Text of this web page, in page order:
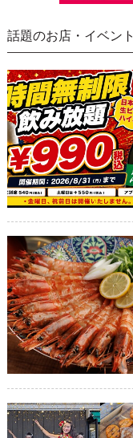
話題のお店・イベント